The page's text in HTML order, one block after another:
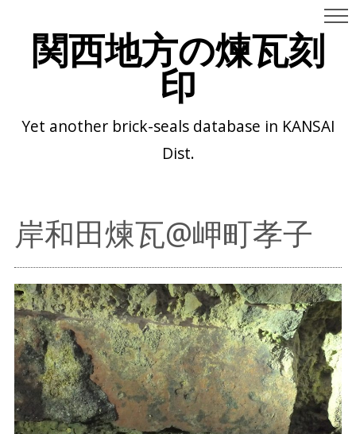
関西地方の煉瓦刻
印
Yet another brick-seals database in KANSAI
Dist.
岸和田煉瓦@岬町孝子